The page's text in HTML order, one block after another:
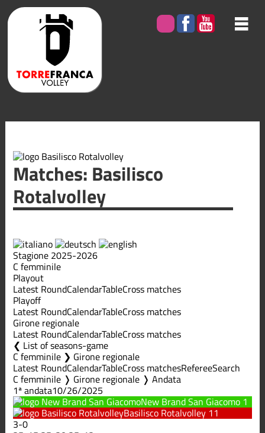
Matches: Basilisco
Rotalvolley
Stagione 2025-2026
C femminile
Playout
Latest RoundCalendarTableCross matches
Playoff
Latest RoundCalendarTableCross matches
Girone regionale
Latest RoundCalendarTableCross matches
List of seasons-game
C femminile ❯ Girone regionale
Latest RoundCalendarTableCross matchesRefereeSearch
C femminile ❭ Girone regionale ❭ Andata
1ª andata10/26/2025
New Brand San Giacomo 1
Basilisco Rotalvolley 11
3-0